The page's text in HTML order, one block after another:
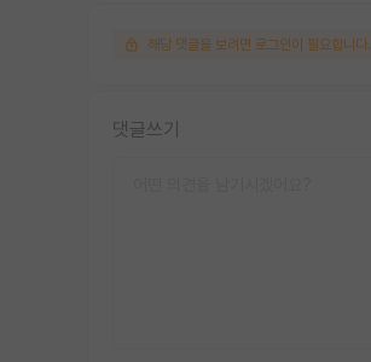
해당 댓글을 보려면 로그인이 필요합니다.
댓글쓰기